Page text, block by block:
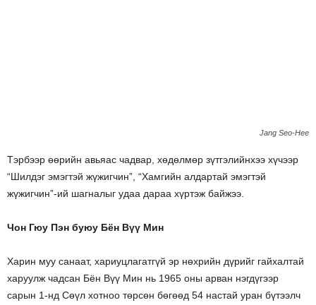
Jang Seo-Hee
Тэрбээр өөрийн авьяас чадвар, хөдөлмөр зүтгэлийнхээ хүчээр
“Шилдэг эмэгтэй жүжигчин”, “Хамгийн алдартай эмэгтэй
жүжигчин”-ий шагналыг удаа дараа хүртэж байжээ.
Чон Гюу Пэн буюу Бён Вүү Мин
Харин муу санаат, хариуцлагатгүй эр нөхрийн дүрийг гайхалтай
харуулж чадсан Бён Вүү Мин нь 1965 оны арван нэгдүгээр
сарын 1-нд Сөүл хотноо төрсөн бөгөөд 54 настай уран бүтээлч